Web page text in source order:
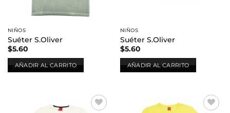
NIÑOS
Suéter S.Oliver
$5.60
AÑADIR AL CARRITO
NIÑOS
Suéter S.Oliver
$5.60
AÑADIR AL CARRITO